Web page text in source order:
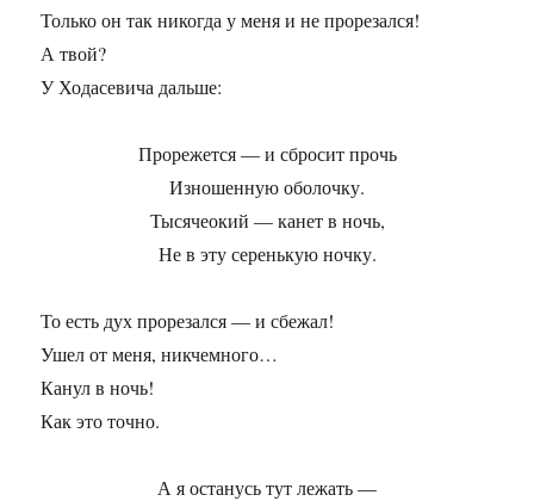
Только он так никогда у меня и не прорезался!
А твой?
У Ходасевича дальше:
Прорежется — и сбросит прочь
Изношенную оболочку.
Тысячеокий — канет в ночь,
Не в эту серенькую ночку.
То есть дух прорезался — и сбежал!
Ушел от меня, никчемного…
Канул в ночь!
Как это точно.
А я останусь тут лежать —